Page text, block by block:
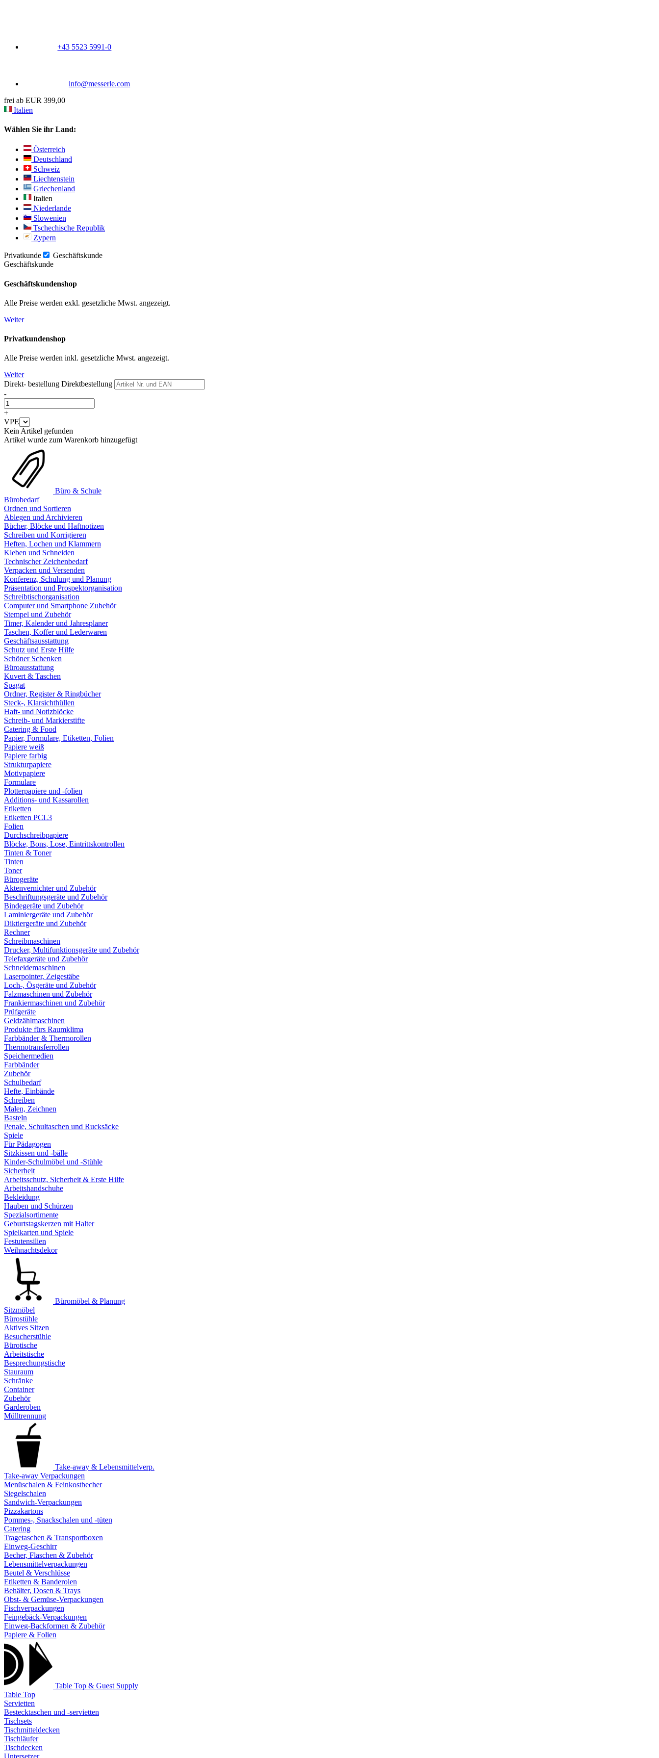
+43 5523 5991-0
info@messerle.com
frei ab EUR 399,00
Italien
Wählen Sie ihr Land:
Österreich
Deutschland
Schweiz
Liechtenstein
Griechenland
Italien
Niederlande
Slowenien
Tschechische Republik
Zypern
Privatkunde
Geschäftskunde
Geschäftskunde
Geschäftskundenshop
Alle Preise werden exkl. gesetzliche Mwst. angezeigt.
Weiter
Privatkundenshop
Alle Preise werden inkl. gesetzliche Mwst. angezeigt.
Weiter
Direkt- bestellung Direktbestellung
-
+
VPE
Kein Artikel gefunden
Artikel wurde zum Warenkorb hinzugefügt
Büro & Schule
Bürobedarf
Ordnen und Sortieren
Ablegen und Archivieren
Bücher, Blöcke und Haftnotizen
Schreiben und Korrigieren
Heften, Lochen und Klammern
Kleben und Schneiden
Technischer Zeichenbedarf
Verpacken und Versenden
Konferenz, Schulung und Planung
Präsentation und Prospektorganisation
Schreibtischorganisation
Computer und Smartphone Zubehör
Stempel und Zubehör
Timer, Kalender und Jahresplaner
Taschen, Koffer und Lederwaren
Geschäftsausstattung
Schutz und Erste Hilfe
Schöner Schenken
Büroausstattung
Kuvert & Taschen
Spagat
Ordner, Register & Ringbücher
Steck-, Klarsichthüllen
Haft- und Notizblöcke
Schreib- und Markierstifte
Catering & Food
Papier, Formulare, Etiketten, Folien
Papiere weiß
Papiere farbig
Strukturpapiere
Motivpapiere
Formulare
Plotterpapiere und -folien
Additions- und Kassarollen
Etiketten
Etiketten PCL3
Folien
Durchschreibpapiere
Blöcke, Bons, Lose, Eintrittskontrollen
Tinten & Toner
Tinten
Toner
Bürogeräte
Aktenvernichter und Zubehör
Beschriftungsgeräte und Zubehör
Bindegeräte und Zubehör
Laminiergeräte und Zubehör
Diktiergeräte und Zubehör
Rechner
Schreibmaschinen
Drucker, Multifunktionsgeräte und Zubehör
Telefaxgeräte und Zubehör
Schneidemaschinen
Laserpointer, Zeigestäbe
Loch-, Ösgeräte und Zubehör
Falzmaschinen und Zubehör
Frankiermaschinen und Zubehör
Prüfgeräte
Geldzählmaschinen
Produkte fürs Raumklima
Farbbänder & Thermorollen
Thermotransferrollen
Speichermedien
Farbbänder
Zubehör
Schulbedarf
Hefte, Einbände
Schreiben
Malen, Zeichnen
Basteln
Penale, Schultaschen und Rucksäcke
Spiele
Für Pädagogen
Sitzkissen und -bälle
Kinder-Schulmöbel und -Stühle
Sicherheit
Arbeitsschutz, Sicherheit & Erste Hilfe
Arbeitshandschuhe
Bekleidung
Hauben und Schürzen
Spezialsortimente
Geburtstagskerzen mit Halter
Spielkarten und Spiele
Festutensilien
Weihnachtsdekor
Büromöbel & Planung
Sitzmöbel
Bürostühle
Aktives Sitzen
Besucherstühle
Bürotische
Arbeitstische
Besprechungstische
Stauraum
Schränke
Container
Zubehör
Garderoben
Mülltrennung
Take-away & Lebensmittelverp.
Take-away Verpackungen
Menüschalen & Feinkostbecher
Siegelschalen
Sandwich-Verpackungen
Pizzakartons
Pommes-, Snackschalen und -tüten
Catering
Tragetaschen & Transportboxen
Einweg-Geschirr
Becher, Flaschen & Zubehör
Lebensmittelverpackungen
Beutel & Verschlüsse
Etiketten & Banderolen
Behälter, Dosen & Trays
Obst- & Gemüse-Verpackungen
Fischverpackungen
Feingebäck-Verpackungen
Einweg-Backformen & Zubehör
Papiere & Folien
Table Top & Guest Supply
Table Top
Servietten
Bestecktaschen und -servietten
Tischsets
Tischmitteldecken
Tischläufer
Tischdecken